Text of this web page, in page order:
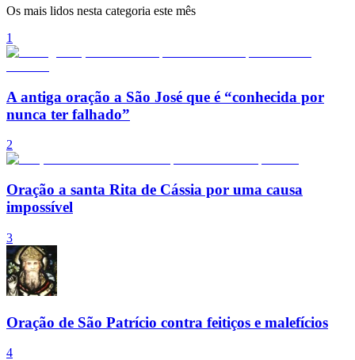
Os mais lidos nesta categoria este mês
1
A antiga oração a São José que é “conhecida por
nunca ter falhado”
2
Oração a santa Rita de Cássia por uma causa
impossível
3
Oração de São Patrício contra feitiços e malefícios
4